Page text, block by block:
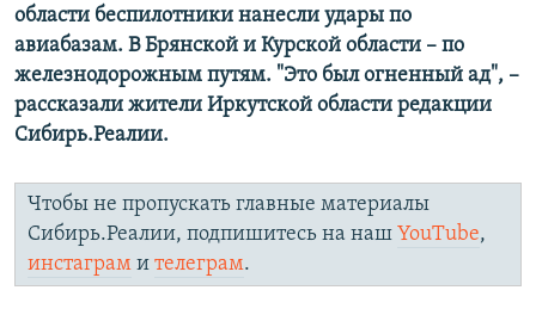
области беспилотники нанесли удары по
авиабазам. В Брянской и Курской области – по
железнодорожным путям. "Это был огненный ад", –
рассказали жители Иркутской области редакции
Сибирь.Реалии.
Чтобы не пропускать главные материалы
Сибирь.Реалии, подпишитесь на наш YouTube,
инстаграм и телеграм.